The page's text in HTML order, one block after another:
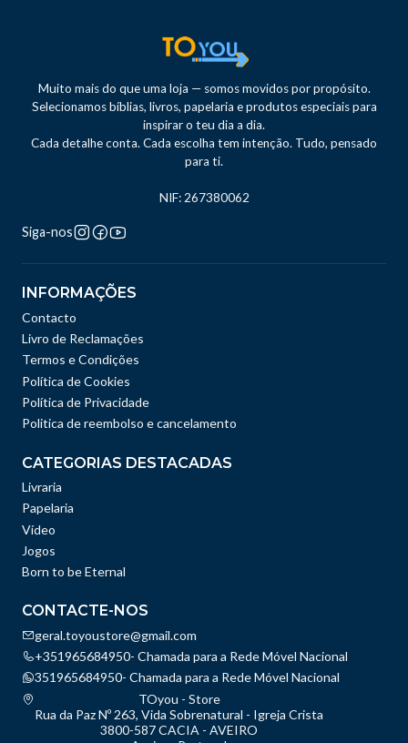
Muito mais do que uma loja — somos movidos por propósito.
Selecionamos bíblias, livros, papelaria e produtos especiais para
inspirar o teu dia a dia.
Cada detalhe conta. Cada escolha tem intenção. Tudo, pensado
para ti.
NIF: 267380062
Siga-nos
INFORMAÇÕES
Contacto
Livro de Reclamações
Termos e Condições
Política de Cookies
Política de Privacidade
Politica de reembolso e cancelamento
CATEGORIAS DESTACADAS
Livraria
Papelaria
Vídeo
Jogos
Born to be Eternal
CONTACTE-NOS
geral.toyoustore@gmail.com
+351965684950- Chamada para a Rede Móvel Nacional
351965684950- Chamada para a Rede Móvel Nacional
TOyou - Store
Rua da Paz Nº 263, Vida Sobrenatural - Igreja Crista
3800-587 CACIA - AVEIRO